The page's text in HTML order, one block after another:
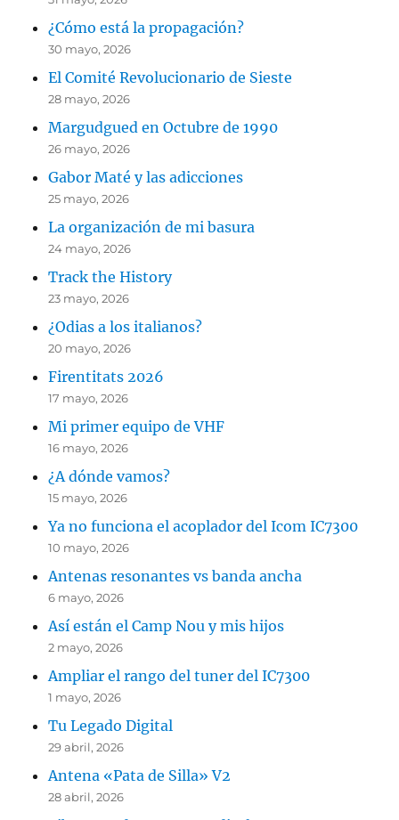
¿Cómo está la propagación?
30 mayo, 2026
El Comité Revolucionario de Sieste
28 mayo, 2026
Margudgued en Octubre de 1990
26 mayo, 2026
Gabor Maté y las adicciones
25 mayo, 2026
La organización de mi basura
24 mayo, 2026
Track the History
23 mayo, 2026
¿Odias a los italianos?
20 mayo, 2026
Firentitats 2026
17 mayo, 2026
Mi primer equipo de VHF
16 mayo, 2026
¿A dónde vamos?
15 mayo, 2026
Ya no funciona el acoplador del Icom IC7300
10 mayo, 2026
Antenas resonantes vs banda ancha
6 mayo, 2026
Así están el Camp Nou y mis hijos
2 mayo, 2026
Ampliar el rango del tuner del IC7300
1 mayo, 2026
Tu Legado Digital
29 abril, 2026
Antena «Pata de Silla» V2
28 abril, 2026